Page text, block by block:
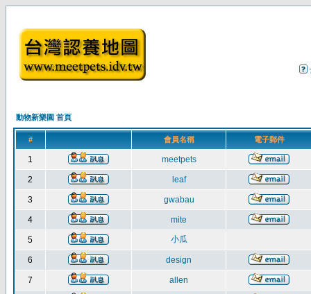
動物新樂園 首頁
# 會員名稱 電子郵件
1 meetpets
2 leaf
3 gwabau
4 mite
5 小瓜
6 design
7 allen